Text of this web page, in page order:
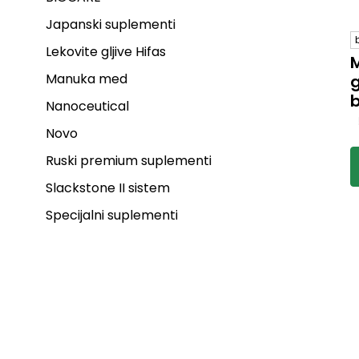
Japanski suplementi
Lekovite gljive Hifas
Manuka med
Nanoceutical
Novo
Ruski premium suplementi
Slackstone II sistem
Specijalni suplementi